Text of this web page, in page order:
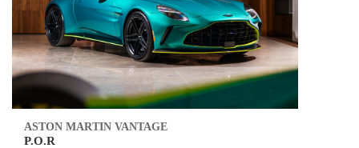
ASTON MARTIN VANTAGE
P.O.R